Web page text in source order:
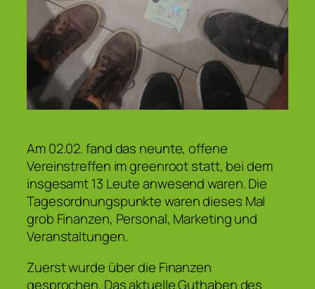
Am 02.02. fand das neunte, offene
Vereinstreffen im greenroot statt, bei dem
insgesamt 13 Leute anwesend waren. Die
Tagesordnungspunkte waren dieses Mal
grob Finanzen, Personal, Marketing und
Veranstaltungen.
Zuerst wurde über die Finanzen
gesprochen. Das aktuelle Guthaben des